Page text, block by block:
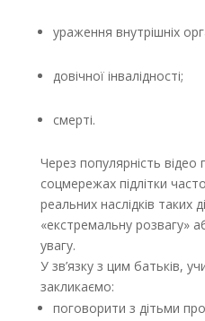
ураження внутрішніх
довічної інвалідності;
смерті.
Через популярність відео
соцмережах підлітки
реальних наслідків таких
«екстремальну розвагу»
увагу.
У зв’язку з цим батьків,
закликаємо:
поговорити з дітьми